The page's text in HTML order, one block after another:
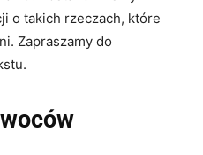
o takich rzeczach, które
Zapraszamy do